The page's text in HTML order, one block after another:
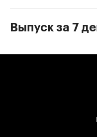
Выпуск за 7